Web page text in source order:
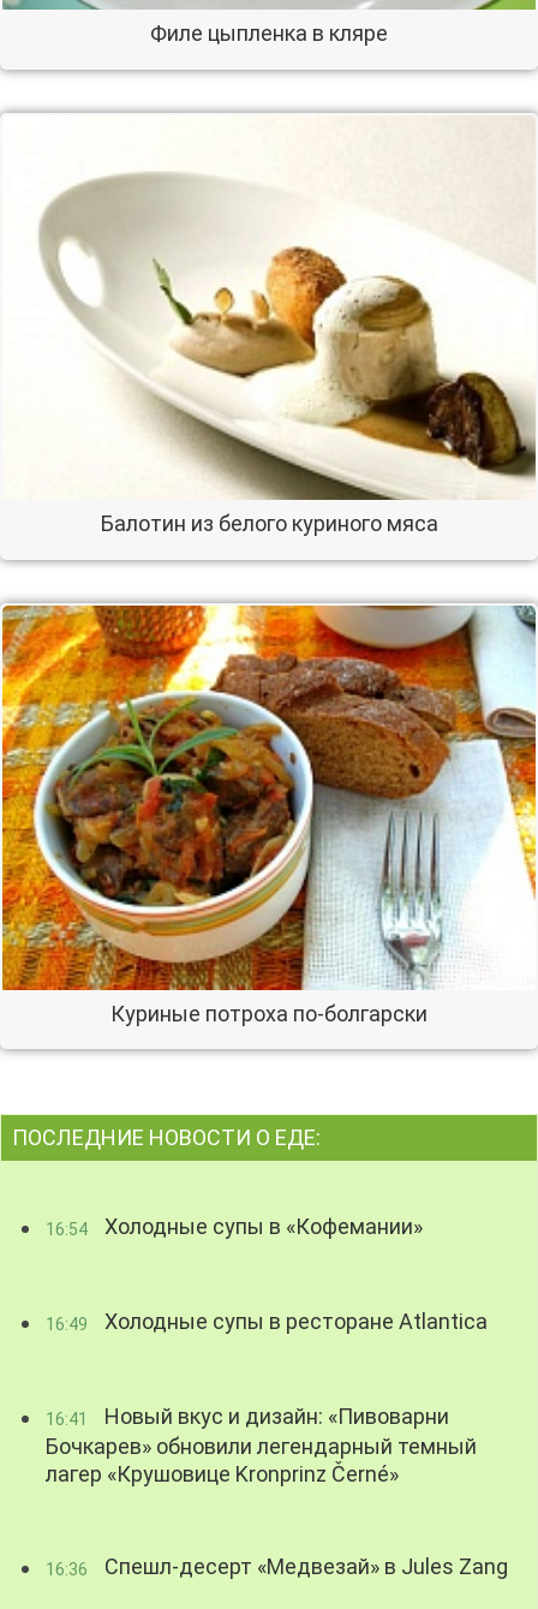
Филе цыпленка в кляре
Балотин из белого куриного мяса
Куриные потроха по-болгарски
ПОСЛЕДНИЕ НОВОСТИ О ЕДЕ:
16:54 Холодные супы в «Кофемании»
16:49 Холодные супы в ресторане Atlantica
16:41
Новый вкус и дизайн: «Пивоварни
Бочкарев» обновили легендарный темный
лагер «Крушовице Kronprinz Černé»
16:36 Спешл-десерт «Медвезай» в Jules Zang